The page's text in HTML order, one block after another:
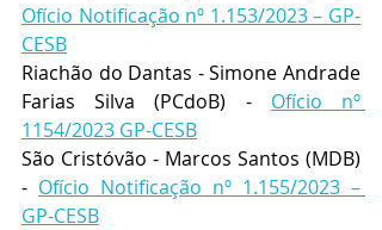
Ofício Notificação nº 1.153/2023 – GP-
CESB
Riachão do Dantas - Simone Andrade
Farias Silva (PCdoB) - Ofício nº
1154/2023 GP-CESB
São Cristóvão - Marcos Santos (MDB)
- Ofício Notificação nº 1.155/2023 –
GP-CESB